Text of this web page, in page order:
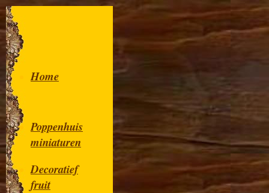
Home
Poppenhuis
miniaturen
Decoratief
fruit